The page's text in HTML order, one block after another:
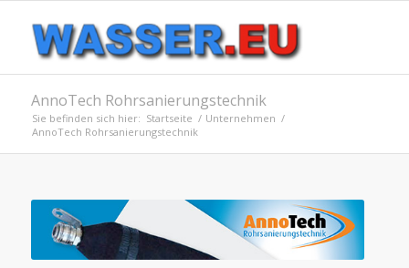
AnnoTech Rohrsanierungstechnik
Sie befinden sich hier: Startseite / Unternehmen /
AnnoTech Rohrsanierungstechnik